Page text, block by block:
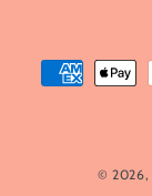
© 2026,
Payment